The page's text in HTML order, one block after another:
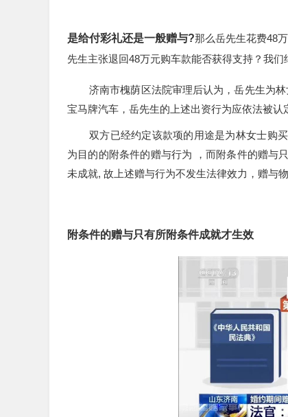
是给付彩礼还是一般赠与?那么岳先生花费48
先生主张退回48万元购车款能否获得支持？我们
济南市槐荫区法院审理后认为，岳先生为
宝马牌汽车，岳先生的上述出资行为应依法被认
双方已经约定该款项的用途是为林女士购
为目的的附条件的赠与行为 ，而附条件的赠与
未成就, 故上述赠与行为不发生法律效力，赠与物
附条件的赠与只有所附条件成就才生效